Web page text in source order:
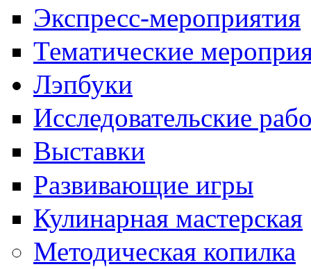
Экспресс-мероприятия
Тематические
Лэпбуки
Исследовательские
Выставки
Развивающие игры
Кулинарная мастерская
Методическая копилка